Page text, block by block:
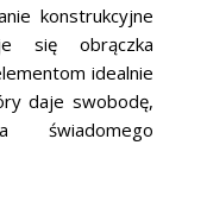
konstrukcyjne
się obrączka
idealnie
daje swobodę,
świadomego